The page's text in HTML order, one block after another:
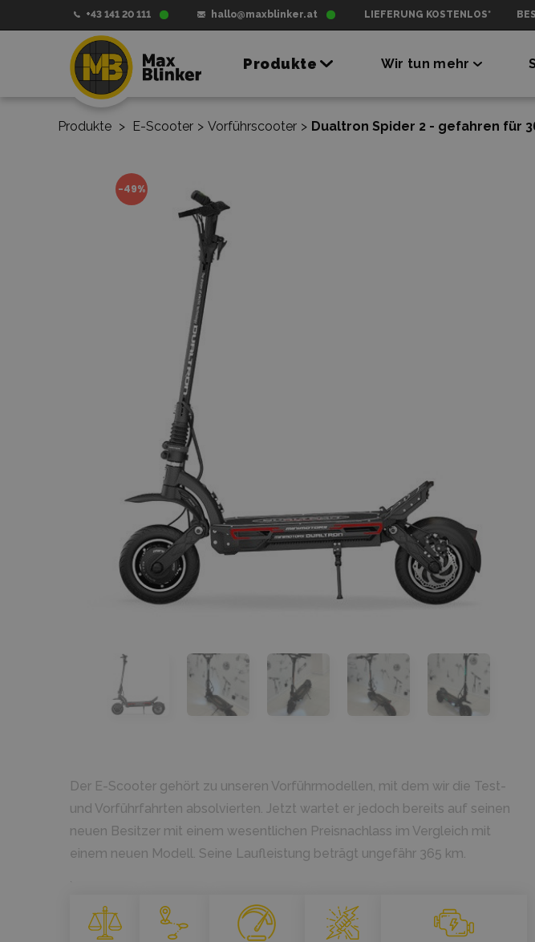
+43 141 20 111 hallo@maxblinker.at LIEFERUNG KOSTENLOS*
Produkte Wir tun mehr
Produkte > E-Scooter > Vorführscooter > Dualtron Spider 2 - gefahren für
-49%
Der E-Scooter gehört zu unseren Vorführmodellen, mit dem wir die Test-
und Vorführfahrten absolvierten. Jetzt wartet er jedoch bereits auf seinen
neuen Besitzer mit einem wesentlichen Preisnachlass im Vergleich mit
einem neuen Modell. Seine Laufleistung beträgt ungefähr 365 km.
`